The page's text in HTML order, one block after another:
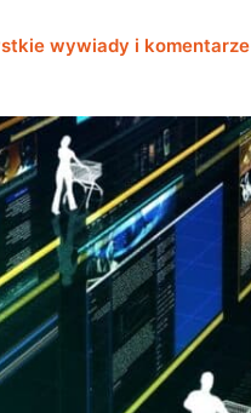
wywiady i komentarze